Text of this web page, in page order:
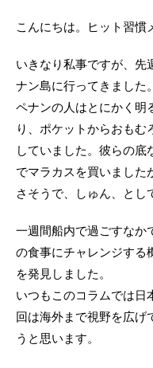
こんにちは。ヒット習慣
いきなり私事ですが、先
ナン島に行ってきました。
ペナンの人はとにかく明
り、ポケットからおもむ
していました。彼らの底
でマラカスを買いました
さそうで、しゅん、とし
一週間船内で過ごすなか
の食事にチャレンジする
を発見しました。
いつもこのコラムでは日
回は海外まで視野を広げ
うと思います。